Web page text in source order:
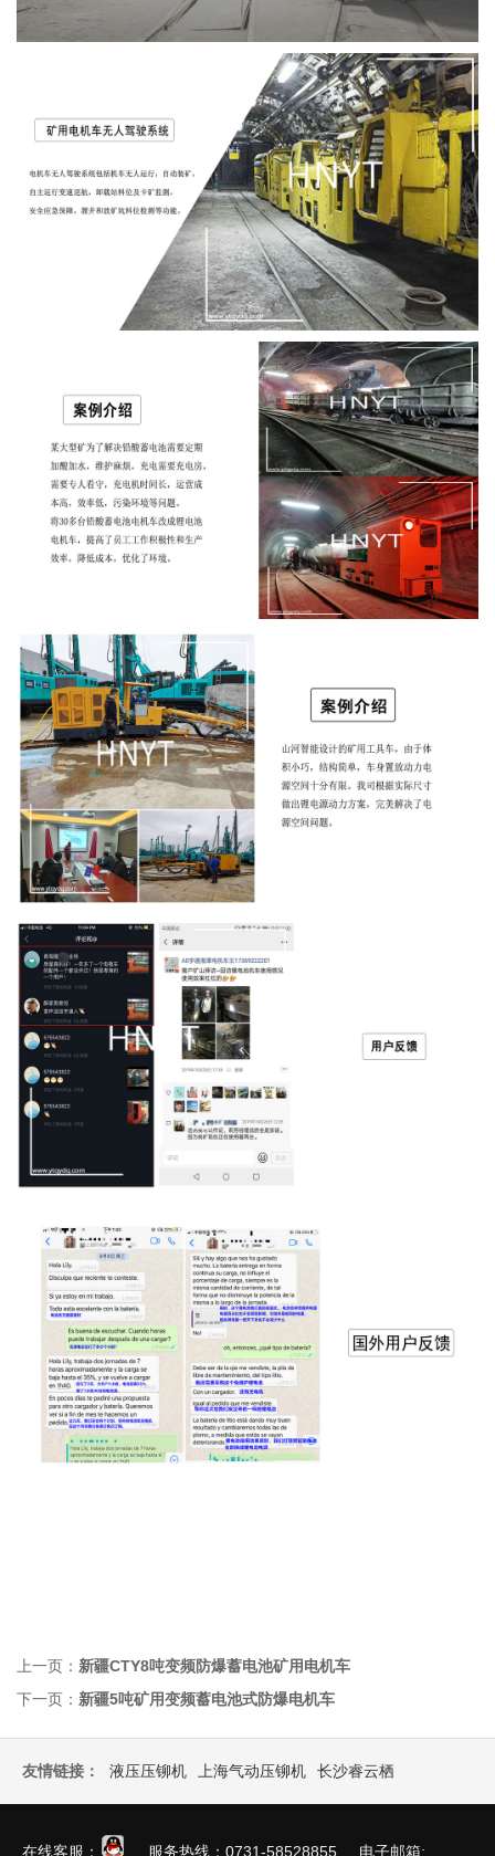
上一页： 新疆CTY8吨变频防爆蓄电池矿用电机车
下一页： 新疆5吨矿用变频蓄电池式防爆电机车
友情链接： 液压压铆机 上海气动压铆机 长沙睿云栖
在线客服： 服务热线：0731-58528855 电子邮箱: